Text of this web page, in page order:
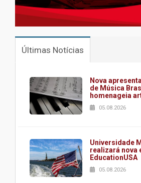
Últimas Notícias
Nova
de Música
homenageia
05.08.2026
Universidade
realizará nova
EducationUSA
05.08.2026